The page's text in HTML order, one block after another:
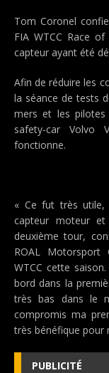
Tom Coronel
FIA WTCC Race
capteur ayant été
Afin de réduire les
la séance de tests
mers et les pilotes
safety-car Volvo
fonctionne.
« Ce fut très utile,
capteur moteur et
deuxième tour,
ROAL Motorsport
WTCC cette
bord dans la
très bas dans le
compromis ma
très bénéfique pour
PUBLICITÉ